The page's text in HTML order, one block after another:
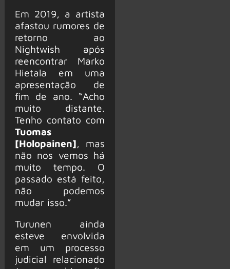
Em 2019, a artista
afastou rumores de
retorno ao
Nightwish após
reencontrar Marko
Hietala em uma
apresentação de
fim de ano. “Acho
muito distante.
Tenho contato com
Tuomas
[Holopainen], mas
não nos vemos há
muito tempo. O
passado está feito,
não podemos
mudar isso.”
Turunen ainda
esteve envolvida
em um processo
judicial relacionado